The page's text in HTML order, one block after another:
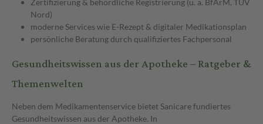
Nord)
moderne Services wie E-Rezept & digitaler Medikationsplan
persönliche Beratung durch qualifiziertes Fachpersonal
Gesundheitswissen aus der Apotheke – Ratgeber &
Themenwelten
Neben dem Medikamentenservice bietet Sanicare fundiertes
Gesundheitswissen aus der Apotheke. In